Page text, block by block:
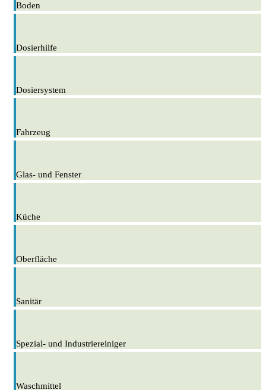
Boden
Dosierhilfe
Dosiersystem
Fahrzeug
Glas- und Fenster
Küche
Oberfläche
Sanitär
Spezial- und Industriereiniger
Waschmittel